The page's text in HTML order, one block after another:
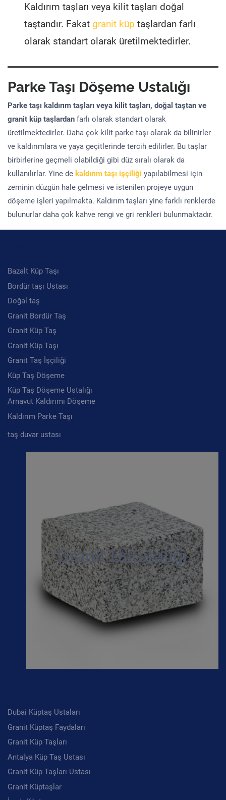
Kaldırım taşları veya kilit taşları doğal
taştandır. Fakat granit küp taşlardan farlı
olarak standart olarak üretilmektedirler.
Parke Taşı Döşeme Ustalığı
Parke taşı kaldırım taşları veya kilit taşları, doğal taştan ve
granit küp taşlardan farlı olarak standart olarak
üretilmektedirler. Daha çok kilit parke taşı olarak da bilinirler
ve kaldırımlara ve yaya geçitlerinde tercih edilirler. Bu taşlar
birbirlerine geçmeli olabildiği gibi düz sıralı olarak da
kullanılırlar. Yine de kaldırım taşı işçiliği yapılabilmesi için
zeminin düzgün hale gelmesi ve istenilen projeye uygun
döşeme işleri yapılmakta. Kaldırım taşları yine farklı renklerde
bulunurlar daha çok kahve rengi ve gri renkleri bulunmaktadır.
Bazalt Küp Taşı
Bordür taşı Ustası
Doğal taş
Granit Bordür Taş
Granit Küp Taş
Granit Küp Taşı
Granit Taş İşçiliği
Küp Taş Döşeme
Küp Taş Döşeme Ustalığı
Arnavut Kaldırımı Döşeme
Kaldırım Parke Taşı
taş duvar ustası
Granit Ustatalığı
Dubai Küptaş Ustaları
Granit Küptaş Faydaları
Granit Küp Taşları
Antalya Küp Taş Ustası
Granit Küp Taşları Ustası
Granit Küptaşlar